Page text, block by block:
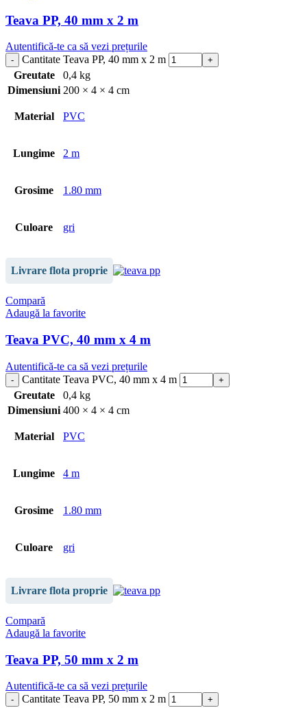
Teava PP, 40 mm x 2 m
Autentifică-te ca să vezi prețurile
Cantitate Teava PP, 40 mm x 2 m
Greutate
0,4 kg
Dimensiuni 200 × 4 × 4 cm
Material PVC
Lungime 2 m
Grosime 1.80 mm
Culoare gri
Livrare flota proprie
Compară
Adaugă la favorite
Teava PVC, 40 mm x 4 m
Autentifică-te ca să vezi prețurile
Cantitate Teava PVC, 40 mm x 4 m
Greutate
0,4 kg
Dimensiuni 400 × 4 × 4 cm
Material PVC
Lungime 4 m
Grosime 1.80 mm
Culoare gri
Livrare flota proprie
Compară
Adaugă la favorite
Teava PP, 50 mm x 2 m
Autentifică-te ca să vezi prețurile
Cantitate Teava PP, 50 mm x 2 m